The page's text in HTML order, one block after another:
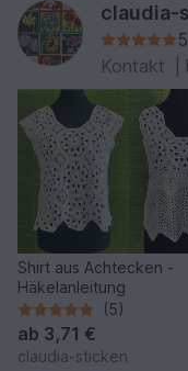
claudia-
Kontakt
Shirt aus Achtecken -
Häkelanleitung
(5)
ab 3,71 €
claudia-sticken